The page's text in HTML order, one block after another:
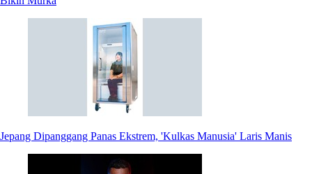
Jepang Dipanggang Panas Ekstrem, 'Kulkas Manusia' Laris Manis